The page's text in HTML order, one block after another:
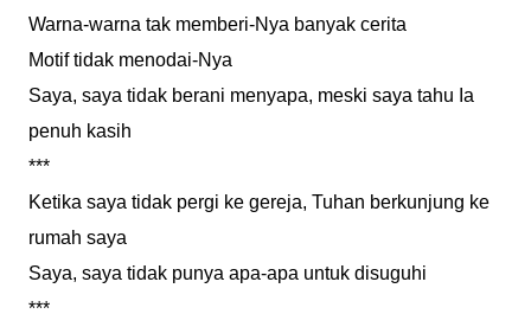
Warna-warna tak memberi-Nya banyak cerita
Motif tidak menodai-Nya
Saya, saya tidak berani menyapa, meski saya tahu Ia
penuh kasih
***
Ketika saya tidak pergi ke gereja, Tuhan berkunjung ke
rumah saya
Saya, saya tidak punya apa-apa untuk disuguhi
***